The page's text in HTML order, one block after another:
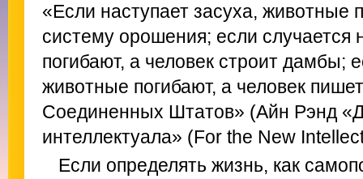
«Если наступает засуха, животные
систему орошения; если случается
погибают, а человек строит дамбы;
животные погибают, а человек
Соединенных Штатов» (Айн Рэнд
интеллектуала» (For the New
Если определять жизнь, как